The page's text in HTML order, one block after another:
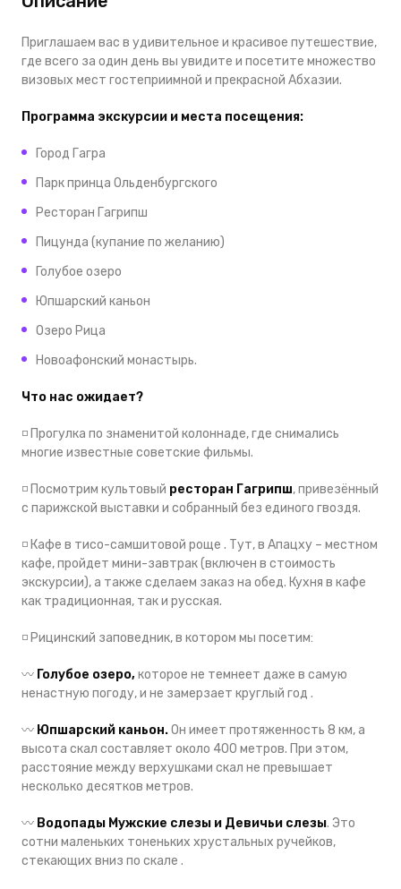
Приглашаем вас в удивительное и красивое путешествие,
где всего за один день вы увидите и посетите множество
визовых мест гостеприимной и прекрасной Абхазии.
Программа экскурсии и места посещения:
Город Гагра
Парк принца Ольденбургского
Ресторан Гагрипш
Пицунда (купание по желанию)
Голубое озеро
Юпшарский каньон
Озеро Рица
Новоафонский монастырь.
Что нас ожидает?
◽️ Прогулка по знаменитой колоннаде, где снимались
многие известные советские фильмы.
◽️ Посмотрим культовый ресторан Гагрипш, привезённый
с парижской выставки и собранный без единого гвоздя.
◽️ Кафе в тисо-самшитовой роще . Тут, в Апацху – местном
кафе, пройдет мини-завтрак (включен в стоимость
экскурсии), а также сделаем заказ на обед. Кухня в кафе
как традиционная, так и русская.
◽️ Рицинский заповедник, в котором мы посетим:
〰️ Голубое озеро, которое не темнеет даже в самую
ненастную погоду, и не замерзает круглый год .
〰️ Юпшарский каньон.Он имеет протяженность 8 км, а
высота скал составляет около 400 метров. При этом,
расстояние между верхушками скал не превышает
несколько десятков метров.
〰️ Водопады Мужские слезы и Девичьи слезы. Это
сотни маленьких тоненьких хрустальных ручейков,
стекающих вниз по скале .